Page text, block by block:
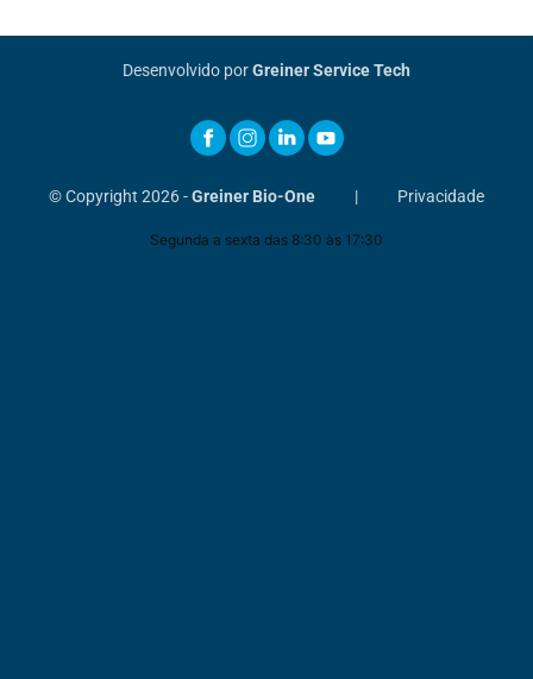
Desenvolvido porGreiner Service Tech
© Copyright 2026 -Greiner Bio-One | Privacidade
Segunda a sexta das 8:30 às 17:30